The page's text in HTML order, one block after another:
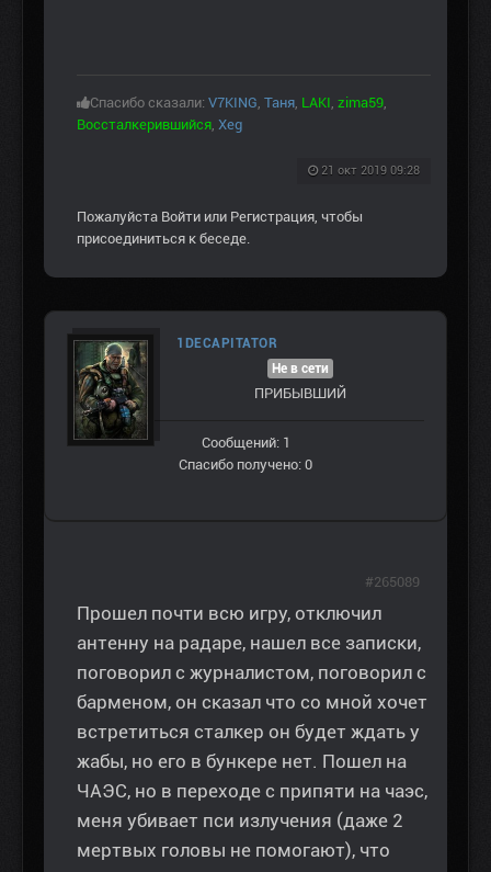
Спасибо сказали: V7KING, Таня, LAKI, zima59,
Воссталкерившийся, Xeg
21 окт 2019 09:28
Пожалуйста Войти или Регистрация, чтобы
присоединиться к беседе.
1DECAPITATOR
Не в сети
ПРИБЫВШИЙ
Сообщений: 1
Спасибо получено: 0
Прошел почти всю игру, отключил
антенну на радаре, нашел все записки,
поговорил с журналистом, поговорил с
барменом, он сказал что со мной хочет
встретиться сталкер он будет ждать у
жабы, но его в бункере нет. Пошел на
ЧАЭС, но в переходе с припяти на чаэс,
меня убивает пси излучения (даже 2
мертвых головы не помогают), что
#265089